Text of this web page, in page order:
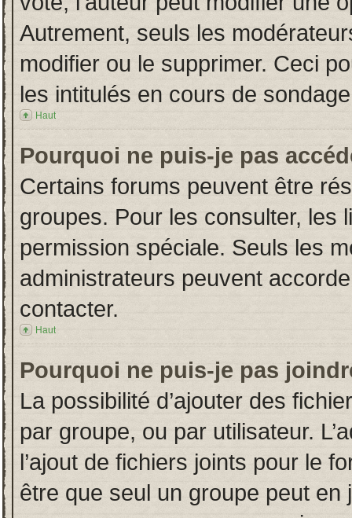
Autrement, seuls les
modifier ou le supprimer. Ceci
les intitulés en cours de
Haut
Pourquoi ne puis-je pas
Certains forums peuvent être
groupes. Pour les consulter, les
permission spéciale. Seuls les
administrateurs peuvent
contacter.
Haut
Pourquoi ne puis-je pas
La possibilité d’ajouter des
par groupe, ou par utilisateur.
l’ajout de fichiers joints pour le
être que seul un groupe peut en